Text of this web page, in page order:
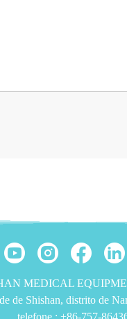
MEDICAL
de Shishan, distrito de
telefone : +86-757-